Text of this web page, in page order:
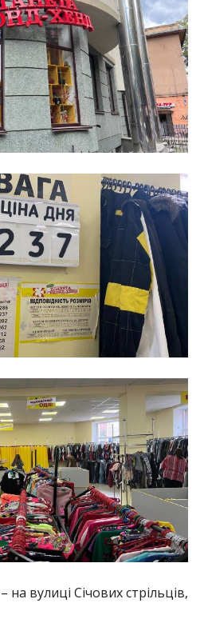
на вулиці Січових стрільців,